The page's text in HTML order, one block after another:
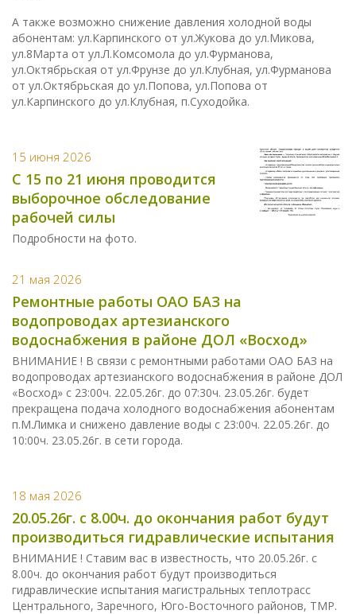
А также возможно снижение давления холодной воды
абонентам: ул.Карпинского от ул.Жукова до ул.Микова,
ул.8Марта от ул.Л.Комсомола до ул.Фурманова,
ул.Октябрьская от ул.Фрунзе до ул.Клубная, ул.Фурманова
от ул.Октябрьская до ул.Попова, ул.Попова от
ул.Карпинского до ул.Клубная, п.Суходойка.
15 июня 2026
С 15 по 21 июня проводится
выборочное обследование
рабочей силы
Подробности на фото.
21 мая 2026
Ремонтные работы ОАО БАЗ на
водопроводах артезианского
водоснабжения в районе ДОЛ «Восход»
ВНИМАНИЕ ! В связи с ремонтными работами ОАО БАЗ на
водопроводах артезианского водоснабжения в районе ДОЛ
«Восход» с 23:00ч. 22.05.26г. до 07:30ч. 23.05.26г. будет
прекращена подача холодного водоснабжения абонентам
п.М.Лимка и снижено давление воды с 23:00ч. 22.05.26г. до
10:00ч. 23.05.26г. в сети города.
18 мая 2026
20.05.26г. с 8.00ч. до окончания работ будут
производиться гидравлические испытания
ВНИМАНИЕ ! Ставим вас в известность, что 20.05.26г. с
8.00ч. до окончания работ будут производиться
гидравлические испытания магистральных теплотрасс
Центрального, Заречного, Юго-Восточного районов, ТМР.